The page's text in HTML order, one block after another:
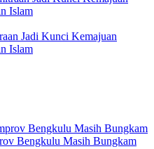
Jadi Kunci Kemajuan
Islam
Bengkulu Masih Bungkam